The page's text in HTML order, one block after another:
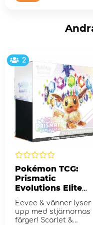
2
Pokémon TCG:
Prismatic
Evolutions Elite
Trainer Box
Eevee & vänner lyser
upp med stjärnornas
färger! Scarlet &